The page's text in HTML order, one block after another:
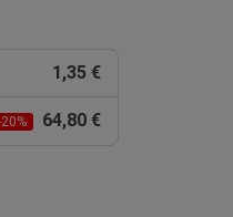
1,35 €
64,80 €